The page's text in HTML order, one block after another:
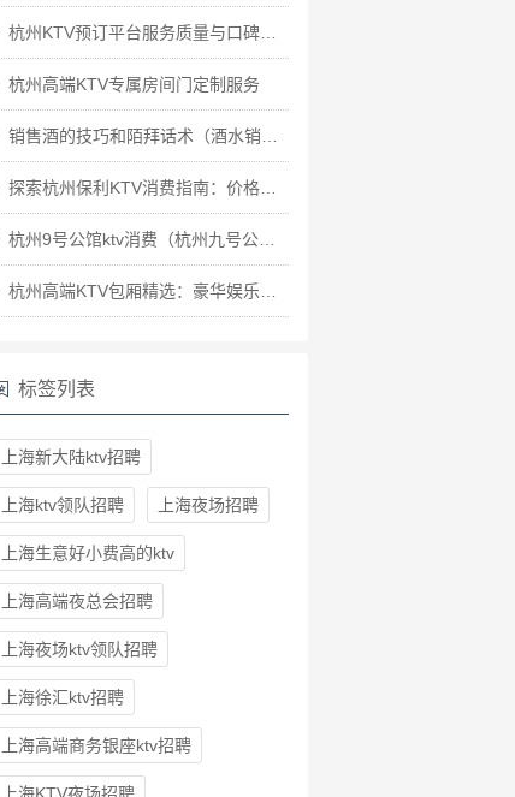
杭州KTV预订平台服务质量与口碑评价
杭州高端KTV专属房间门定制服务
销售酒的技巧和陌拜话术（酒水销售艺术：创新策略与高效初接触话术）
探索杭州保利KTV消费指南：价格、规则及体验全解析
杭州9号公馆ktv消费（杭州九号公馆：探索高端KTV娱乐新体验）
杭州高端KTV包厢精选：豪华娱乐新体验
标签列表
上海新大陆ktv招聘
上海ktv领队招聘 上海夜场招聘
上海生意好小费高的ktv
上海高端夜总会招聘
上海夜场ktv领队招聘
上海徐汇ktv招聘
上海高端商务银座ktv招聘